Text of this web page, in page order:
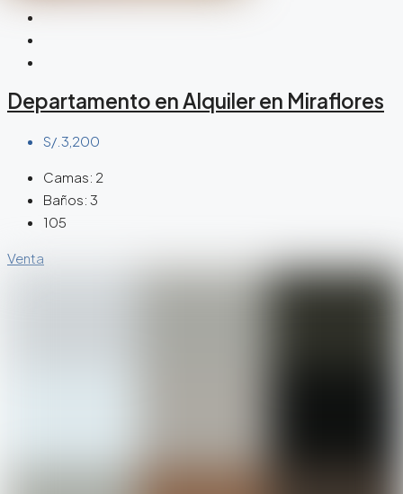
Departamento en Alquiler en Miraflores
S/.3,200
Camas: 2
Baños: 3
105
Venta